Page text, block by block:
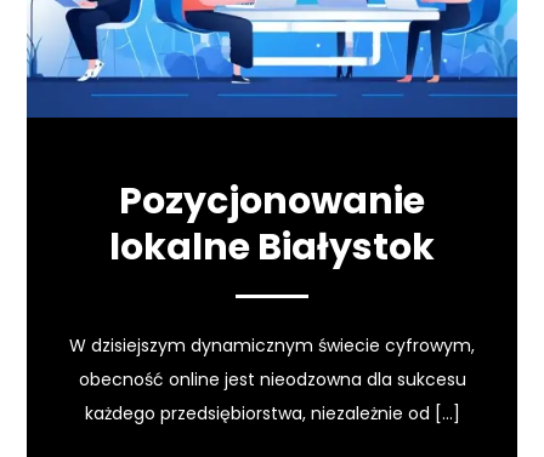
Pozycjonowanie
lokalne Białystok
W dzisiejszym dynamicznym świecie cyfrowym,
obecność online jest nieodzowna dla sukcesu
każdego przedsiębiorstwa, niezależnie od […]